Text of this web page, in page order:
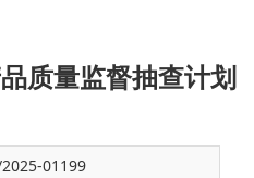
质量监督抽查计划
01199